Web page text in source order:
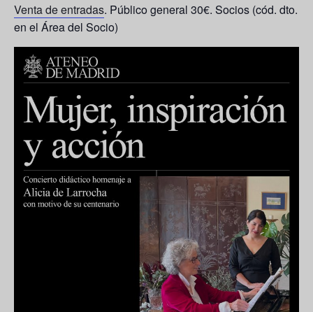
Venta de entradas. Público general 30€. Socios (cód. dto.
en el Área del Socio)